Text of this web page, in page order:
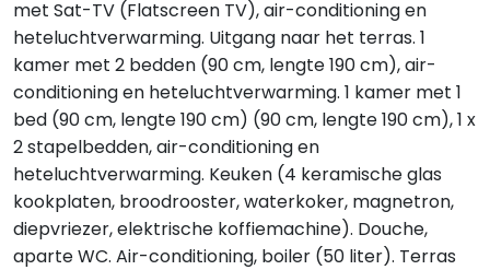
met Sat-TV (Flatscreen TV), air-conditioning en
heteluchtverwarming. Uitgang naar het terras. 1
kamer met 2 bedden (90 cm, lengte 190 cm), air-
conditioning en heteluchtverwarming. 1 kamer met 1
bed (90 cm, lengte 190 cm) (90 cm, lengte 190 cm), 1 x
2 stapelbedden, air-conditioning en
heteluchtverwarming. Keuken (4 keramische glas
kookplaten, broodrooster, waterkoker, magnetron,
diepvriezer, elektrische koffiemachine). Douche,
aparte WC. Air-conditioning, boiler (50 liter). Terras